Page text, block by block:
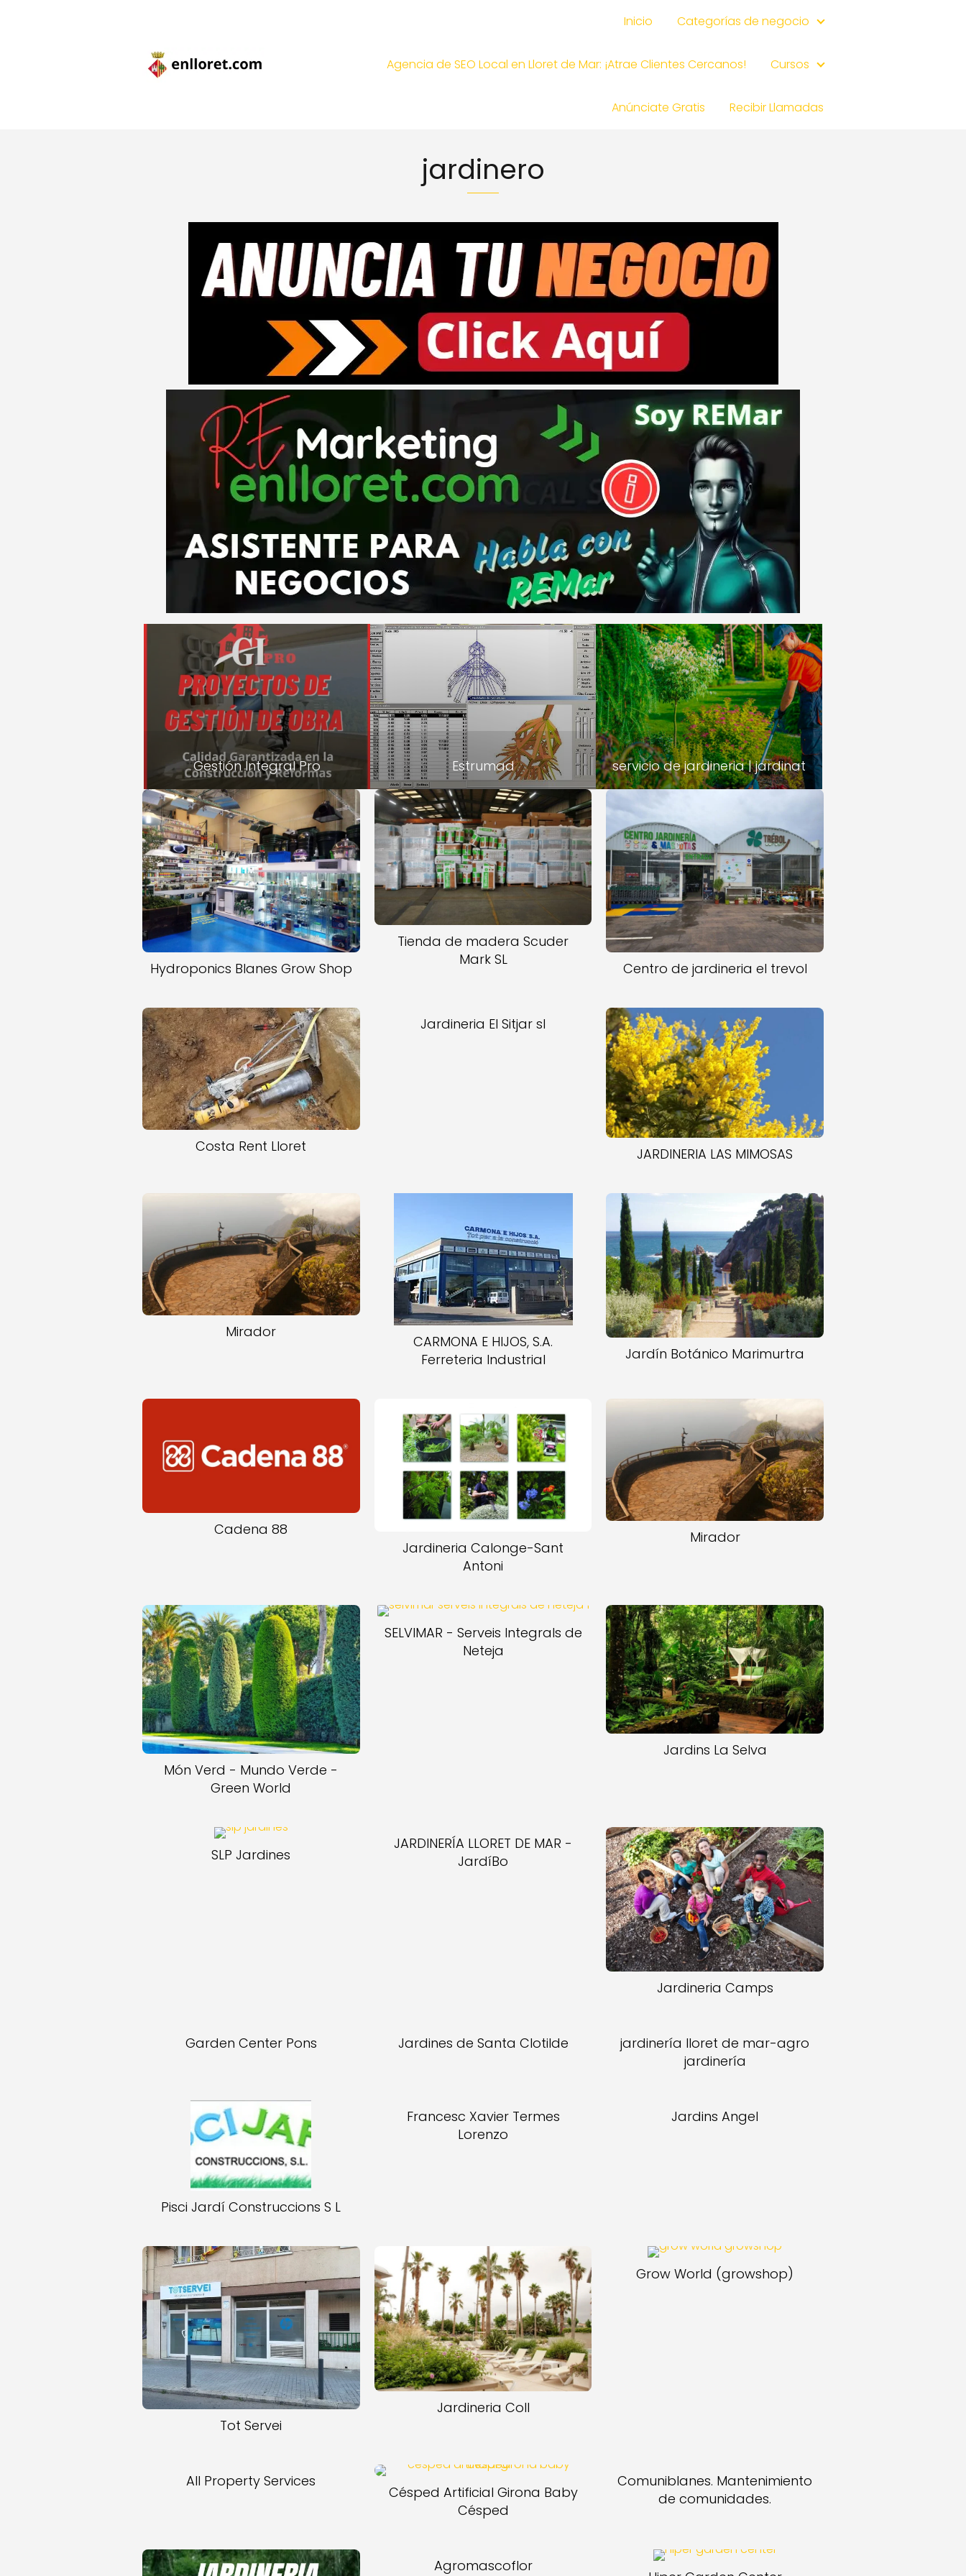
Inicio Categorías de negocio
Agencia de SEO Local en Lloret de Mar: ¡Atrae Clientes Cercanos! Cursos
Anúnciate Gratis Recibir Llamadas
jardinero
Gestión Integral Pro Estrumad servicio de jardineria | jardinat
Hydroponics Blanes Grow Shop
Tienda de madera Scuder
Mark SL
Centro de jardineria el trevol
Costa Rent Lloret
Jardineria El Sitjar sl
JARDINERIA LAS MIMOSAS
Mirador
CARMONA E HIJOS, S.A.
Ferreteria Industrial
Jardín Botánico Marimurtra
Cadena 88
Jardineria Calonge-Sant
Antoni
Mirador
Món Verd - Mundo Verde -
Green World
SELVIMAR - Serveis Integrals de
Neteja
Jardins La Selva
SLP Jardines
JARDINERÍA LLORET DE MAR -
JardíBo
Jardineria Camps
Garden Center Pons Jardines de Santa Clotilde
jardinería lloret de mar-agro
jardinería
Pisci Jardí Construccions S L
Francesc Xavier Termes
Lorenzo
Jardins Angel
Tot Servei
Jardineria Coll
Grow World (growshop)
All Property Services
Césped Artificial Girona Baby
Césped
Comuniblanes. Mantenimiento
de comunidades.
Agromascoflor